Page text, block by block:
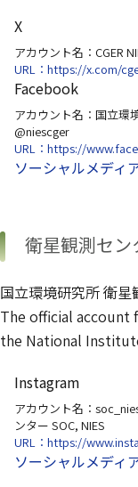
X
アカウント名：
URL：https://x.com/
Facebook
アカウント名：国立
@niescger
URL：https://
ソーシャルメディ
衛星観測セン
国立環境研究所 衛星
The official account
the National
Instagram
アカウント名：
ンター SOC, NIES
URL：https://
ソーシャルメディ